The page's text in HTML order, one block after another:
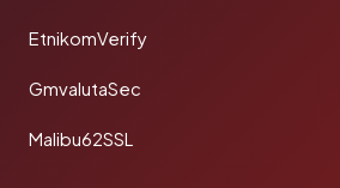
EtnikomVerify
GmvalutaSec
Malibu62SSL